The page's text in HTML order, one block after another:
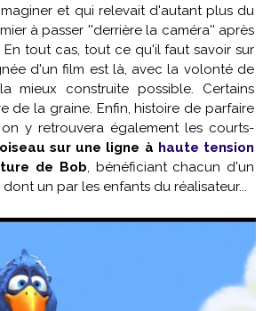
et qui relevait d'autant plus du
à passer ''derrière la caméra'' après
En tout cas, tout ce qu'il faut savoir sur
d'un film est là, avec la volonté de
mieux construite possible. Certains
de la graine. Enfin, histoire de parfaire
y retrouvera également les courts-
sur une ligne à haute tension
de Bob, bénéficiant chacun d'un
un par les enfants du réalisateur...